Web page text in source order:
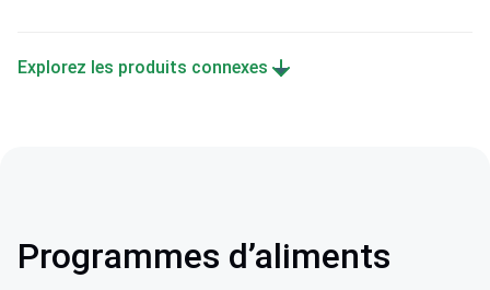
Explorez les produits connexes
Programmes d’aliments